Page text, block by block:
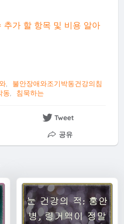
추가 할 항목 및 비용 알아
불안장애와조기박동건강의침
동 침묵하는
Tweet
공유